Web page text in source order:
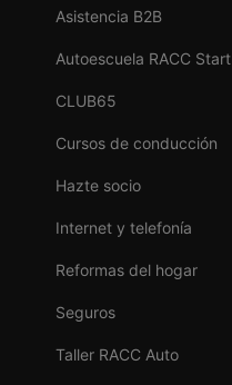
Asistencia B2B
Autoescuela RACC Start
CLUB65
Cursos de conducción
Hazte socio
Internet y telefonía
Reformas del hogar
Seguros
Taller RACC Auto